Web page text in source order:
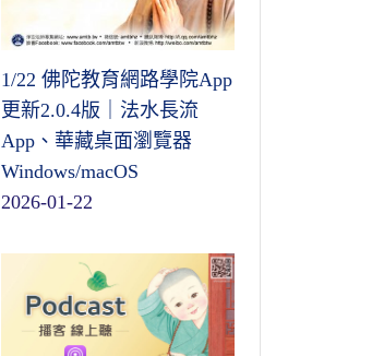
1/22 佛陀教育網路學院App
更新2.0.4版｜法水長流
App、華藏桌面瀏覽器
Windows/macOS
2026-01-22